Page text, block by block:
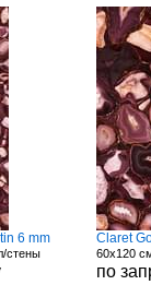
6 mm
стены
Claret
60x120
по